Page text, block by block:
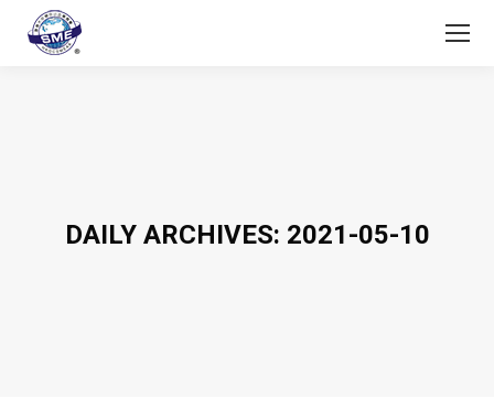
DAILY ARCHIVES: 2021-05-10